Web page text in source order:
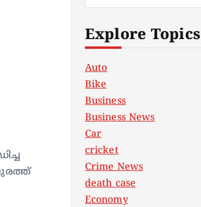
Explore Topics
Auto
Bike
Business
Business News
Car
cricket
Crime News
death case
Economy